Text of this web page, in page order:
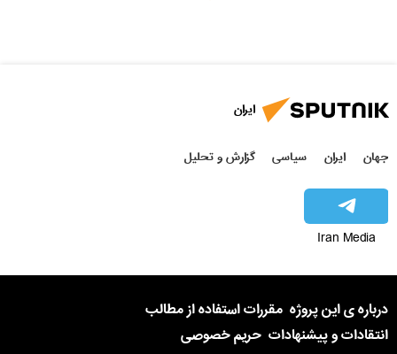
ایران
جهان ایران سیاسی گزارش و تحلیل
Iran Media
درباره ی این پروژه مقررات استفاده از مطالب
انتقادات و پیشنهادات حریم خصوصی